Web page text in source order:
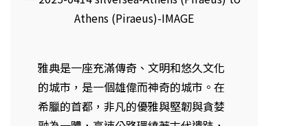
雅典是一座充滿傳奇、文明和悠久文化
的城市，是一個雄偉而神奇的城市。在
希臘的首都，非凡的優雅與堅韌與貪婪